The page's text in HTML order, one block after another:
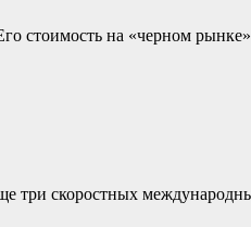
стоимость на «черном рынке»
три скоростных